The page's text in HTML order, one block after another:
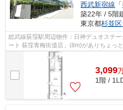
西武新宿線 「
築22年 / 5階
東京都杉並区
総武線荻窪駅周辺物件：日神デュオステ
ート 荻窪青梅街道店」(8m)がありちょっ
徒歩9分の、魅力的な駅近物件です。...
3,099
1階 /